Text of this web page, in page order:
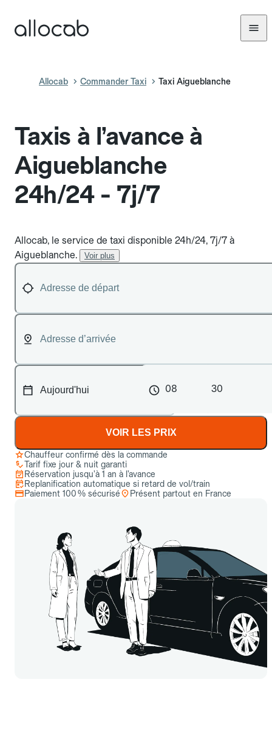
Allocab Commander Taxi Taxi Aigueblanche
Taxis à l’avance à
Aigueblanche
24h/24 - 7j/7
Allocab, le service de taxi disponible 24h/24, 7j/7 à
Aigueblanche.
Voir plus
08 30
VOIR LES PRIX
Chauffeur confirmé dès la commande
Tarif fixe jour & nuit garanti
Réservation jusqu’à 1 an à l’avance
Replanification automatique si retard de vol/train
Paiement 100 % sécurisé
Présent partout en France